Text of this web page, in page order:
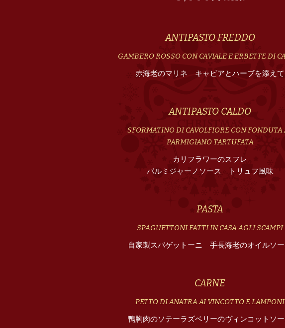
ANTIPASTO FREDDO
GAMBERO ROSSO CON CAVIALE E ERBETTE DI
赤海老のマリネ キャビアとハーブを添えて
ANTIPASTO CALDO
SFORMATINO DI CAVOLFIORE CON FONDUTA
PARMIGIANO TARTUFATA
カリフラワーのスフレ
パルミジャーノソース トリュフ風味
PASTA
SPAGUETTONI FATTI IN CASA AGLI SCAMPI
自家製スパゲットーニ 手長海老のオイルソ
CARNE
PETTO DI ANATRA AI VINCOTTO E LAMPONI
鴨胸肉のソテーラズベリーのヴィンコットソ